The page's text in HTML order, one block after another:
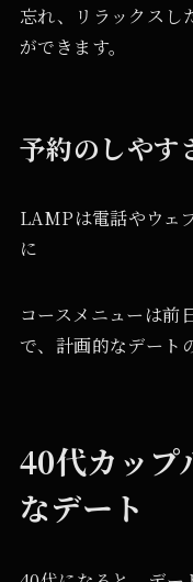
忘れ、リラックスし
ができます。
予約のしやす
LAMPは電話やウェ
に
コースメニューは前
で、計画的なデート
40代カップ
なデート